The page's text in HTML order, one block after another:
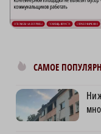
САМОЕ